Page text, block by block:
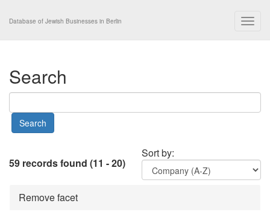
Database of Jewish Businesses in Berlin
Search
Sort by:
59 records found (11 - 20)
Remove facet